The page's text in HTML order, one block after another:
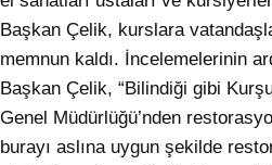
Başkan Çelik, kurslara
memnun kaldı. İncelemelerinin
Başkan Çelik, “Bilindiği gibi
Genel Müdürlüğü’nden
burayı aslına uygun şekilde